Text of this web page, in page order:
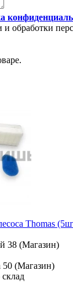
и обработки
Thomas
38 (Магазин)
50 (Магазин)